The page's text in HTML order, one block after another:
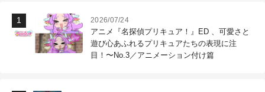
2026/07/24
アニメ『名探偵プリキュア！』ED 、可愛さと
遊び心あふれるプリキュアたちの表現に注
目！〜No.3／アニメーション付け篇